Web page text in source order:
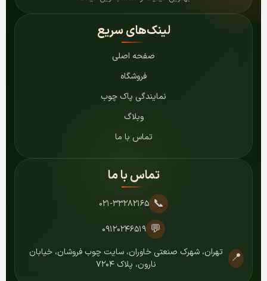
لینک‌های سریع
صفحه اصلی
فروشگاه
نمایندگی پاک چوب
وبلاگ
تماس با ما
تماس با ما
📞 ۰۲۱-۳۳۲۸۲۱۶۵
💬 ۰۹۱۲۰۲۴۶۵۱۹
📍
تهران، شهرک صنعتی خاوران، سایت چوب فروشان، خیابان
نارون، پلاک ۷۲۰۴